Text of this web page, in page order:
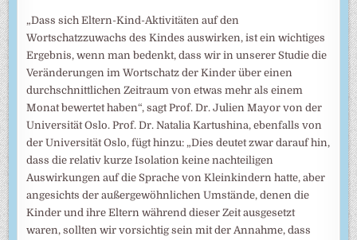
„Dass sich Eltern-Kind-Aktivitäten auf den
Wortschatzzuwachs des Kindes auswirken, ist ein wichtiges
Ergebnis, wenn man bedenkt, dass wir in unserer Studie die
Veränderungen im Wortschatz der Kinder über einen
durchschnittlichen Zeitraum von etwas mehr als einem
Monat bewertet haben“, sagt Prof. Dr. Julien Mayor von der
Universität Oslo. Prof. Dr. Natalia Kartushina, ebenfalls von
der Universität Oslo, fügt hinzu: „Dies deutet zwar darauf hin,
dass die relativ kurze Isolation keine nachteiligen
Auswirkungen auf die Sprache von Kleinkindern hatte, aber
angesichts der außergewöhnlichen Umstände, denen die
Kinder und ihre Eltern während dieser Zeit ausgesetzt
waren, sollten wir vorsichtig sein mit der Annahme, dass